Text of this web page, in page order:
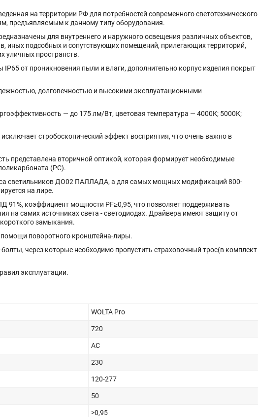
на территории РФ для потребностей современного светотехнического
предъявляемым к данному типу оборудования.
для внутреннего и наружного освещения различных объектов,
иных подсобных и сопутствующих помещений, прилегающих территорий,
уличных пространств.
от проникновения пыли и влаги, дополнительно корпус изделия покрыт
долговечностью и высокими эксплуатационными
— до 175 лм/Вт, цветовая температура — 4000К; 5000К;
стробоскопический эффект восприятия, что очень важно в
представлена вторичной оптикой, которая формирует необходимые
(РС).
светильников ДО02 ПАЛЛАДА, а для самых мощных модификаций 800-
на лире.
91%, коэффициент мощности PF≥0,95, что позволяет поддерживать
на самих источниках света - светодиодах. Драйвера имеют защиту от
замыкания.
поворотного кронштейна-лиры.
через которые необходимо пропустить страховочный трос(в комплект
эксплуатации.
WOLTA Pro
720
AC
230
120-277
50
>0,95